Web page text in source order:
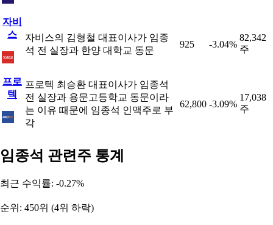
자비
스
자비스의 김형철 대표이사가 임종
석 전 실장과 한양 대학교 동문
925 -3.04%
82,342
주
프로
텍
프로텍 최승환 대표이사가 임종석
전 실장과 용문고등학교 동문이라
는 이유 때문에 임종석 인맥주로 부
각
62,800 -3.09%
17,038
주
임종석 관련주 통계
최근 수익률: -0.27%
순위: 450위 (4위 하락)